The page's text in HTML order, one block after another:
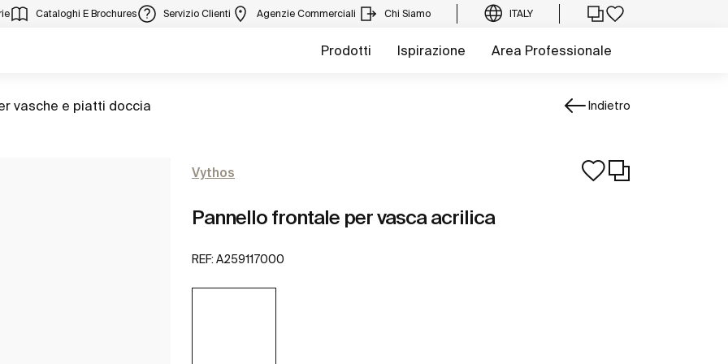
Cataloghi E Brochures Servizio Clienti Agenzie Commerciali Chi Siamo ITALY
Prodotti Ispirazione Area Professionale
vasche e piatti doccia Indietro
Vythos
Pannello frontale per vasca acrilica
REF: A259117000